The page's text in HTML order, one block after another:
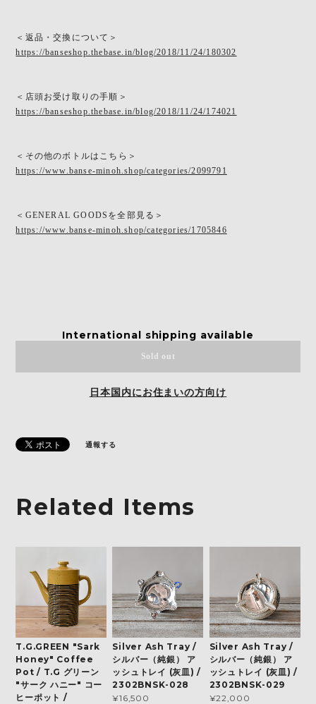
＜返品・交換について＞
https://banseshop.thebase.in/blog/2018/11/24/180302
＜店頭お受け取りの手順＞
https://banseshop.thebase.in/blog/2018/11/24/174021
＜その他のボトルはこちら＞
https://www.banse-minoh.shop/categories/2099791
＜GENERAL GOODSを全部見る＞
https://www.banse-minoh.shop/categories/1705846
International shipping available
Sold out
日本国内にお住まいの方向け
通報する
Related Items
T.G.GREEN "Sark
Honey" Coffee
Pot / T.G グリーン
"サーク ハニー" コー
ヒーポット /
Silver Ash Tray /
シルバー（純銀） ア
ッシュトレイ (灰皿) /
2302BNSK-028
¥16,500
Silver Ash Tray /
シルバー（純銀） ア
ッシュトレイ (灰皿) /
2302BNSK-029
¥22,000